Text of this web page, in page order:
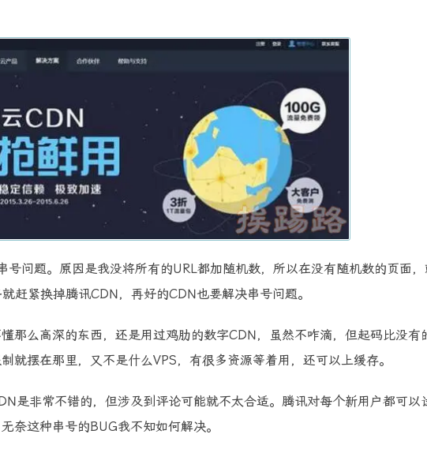
号问题。原因是我没将所有的URL都加随机数，所以在没有随机数的页面
赶紧换掉腾讯CDN，再好的CDN也要解决串号问题。
那么高深的东西，还是用过鸡肋的数字CDN，虽然不咋滴，但起码比没有
就摆在那里，又不是什么VPS，有很多资源等着用，还可以上缓存。
是非常不错的，但涉及到评论可能就不太合适。腾讯对每个新用户都可以
奈这种串号的BUG我不知如何解决。